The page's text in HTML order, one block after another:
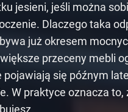
jesieni, jeśli można
Dlaczego taka
już okresem
przeceny mebli
pojawiają się późnym
W praktyce oznacza to,